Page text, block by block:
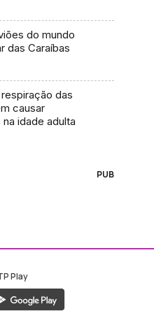
do mundo
das Caraíbas
das
causar
idade adulta
PUB
Play